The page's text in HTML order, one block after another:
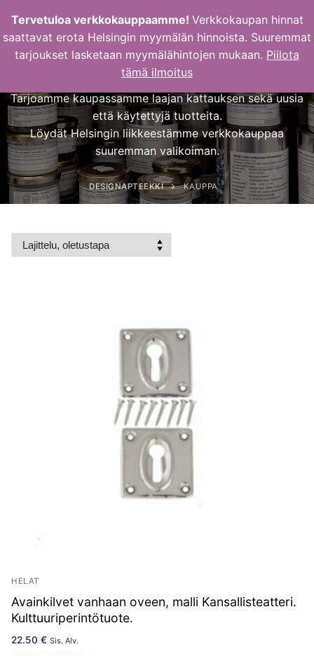
sisältöön
Verkkokaupan etusivu
Tarjoamme kaupassamme laajan kattauksen sekä uusia
että käytettyjä tuotteita.
Löydät Helsingin liikkeestämme verkkokauppaa
suuremman valikoiman.
DESIGNAPTEEKKI KAUPPA
HELAT
Avainkilvet vanhaan oveen, malli Kansallisteatteri.
Kulttuuriperintötuote.
22.50 € Sis. Alv.
Tervetuloa verkkokauppaamme! Verkkokaupan hinnat
saattavat erota Helsingin myymälän hinnoista. Suuremmat
tarjoukset lasketaan myymälähintojen mukaan. Piilota
tämä ilmoitus